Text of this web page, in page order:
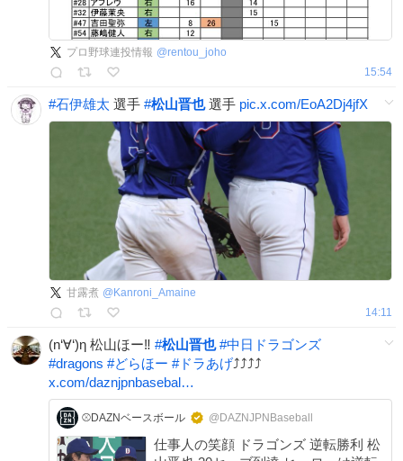
プロ野球連投情報 @rentou_joho
15:54
#石伊雄太 選手 #松山晋也選手 pic.x.com/EoA2Dj4jfX
甘露煮 @ Kanroni_Amaine
14:11
(n‘∀‘)η 松山ほー‼︎ #松山晋也 #中日ドラゴンズ
#dragons #どらほー #ドラあげ⤴︎⤴︎⤴︎⤴︎
x.com/daznjpnbasebal…
⚾️DAZNベースボール @DAZNJPNBaseball
仕事人の笑顔 ドラゴンズ 逆転勝利 松